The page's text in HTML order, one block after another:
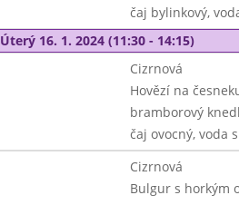
čaj bylinkový,
Úterý 16. 1. 2024 (11:30 - 14:15)
Cizrnová
Hovězí na
bramborový
čaj ovocný, voda
Cizrnová
Bulgur s horkým